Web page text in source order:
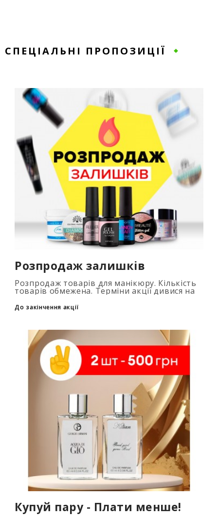
СПЕЦІАЛЬНІ ПРОПОЗИЦІЇ
Розпродаж залишків
Розпродаж товарів для манікюру. Кількість
товарів обмежена. Терміни акції дивися на
таймері...
До закінчення акції
Купуй пару - Плати менше!